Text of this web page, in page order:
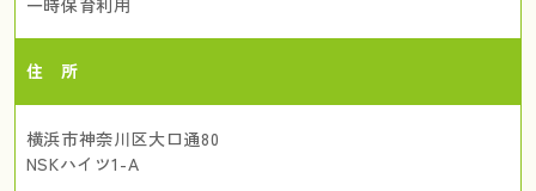
住 所
横浜市神奈川区大口通80
NSKハイツ1-A